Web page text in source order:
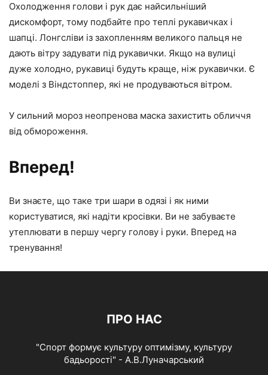
Охолодження голови і рук дає найсильніший
дискомфорт, тому подбайте про теплі рукавичках і
шапці. Лонгсліви із захопленням великого пальця не
дають вітру задувати під рукавички. Якщо на вулиці
дуже холодно, рукавиці будуть краще, ніж рукавички. Є
моделі з Віндстоппер, які не продуваються вітром.
У сильний мороз неопренова маска захистить обличчя
від обмороження.
Вперед!
Ви знаєте, що таке три шари в одязі і як ними
користуватися, які надіти кросівки. Ви не забуваєте
утеплювати в першу чергу голову і руки. Вперед на
тренування!
ПРО НАС
"Спорт формує культуру оптимізму, культуру
бадьорості" - А.В.Луначарський